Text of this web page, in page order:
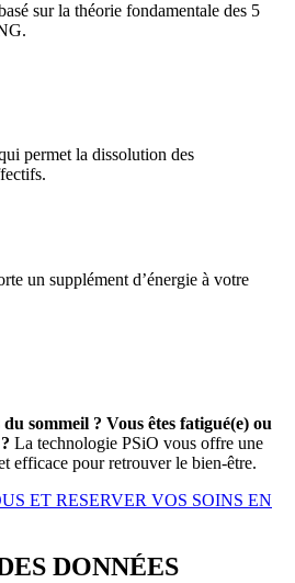
sur la théorie fondamentale des 5
permet la dissolution des
un supplément d’énergie à votre
sommeil ? Vous êtes fatigué(e) ou
La technologie PSiO vous offre une
efficace pour retrouver le bien-être.
ET RESERVER VOS SOINS EN
DONNÉES